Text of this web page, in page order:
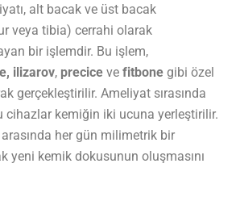
alt bacak ve üst bacak
veya tibia) cerrahi olarak
bir işlemdir. Bu işlem,
ilizarov, precice ve fitbone gibi özel
gerçekleştirilir. Ameliyat sırasında
cihazlar kemiğin iki ucuna yerleştirilir.
her gün milimetrik bir
yeni kemik dokusunun oluşmasını